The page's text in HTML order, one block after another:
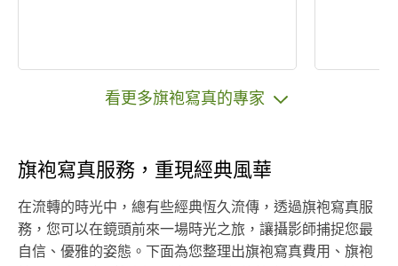
看更多旗袍寫真的專家
旗袍寫真服務，重現經典風華
在流轉的時光中，總有些經典恆久流傳，透過旗袍寫真服
務，您可以在鏡頭前來一場時光之旅，讓攝影師捕捉您最
自信、優雅的姿態。下面為您整理出旗袍寫真費用、旗袍